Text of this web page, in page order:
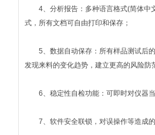
4、分析报告：多种语言格式(简体中文
式，所有文档可自由打印和保存；
5、数据自动保存：所有样品测试后的
发现来料的变化趋势，建立更高的风险防
6、稳定性自检功能：可即时对仪器当
7、软件安全联锁，对误操作等造成的